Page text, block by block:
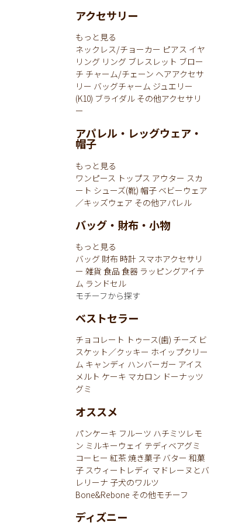
アクセサリー
もっと見る
ネックレス/チョーカー ピアス イヤ
リング リング ブレスレット ブロー
チ チャーム/チェーン ヘアアクセサ
リー バッグチャーム ジュエリー
(K10) ブライダル その他アクセサリ
ー
アパレル・レッグウェア・
帽子
もっと見る
ワンピース トップス アウター スカ
ート シューズ(靴) 帽子 ベビーウェア
／キッズウェア その他アパレル
バッグ・財布・小物
もっと見る
バッグ 財布 時計 スマホアクセサリ
ー 雑貨 食品 食器 ラッピングアイテ
ム ランドセル
モチーフから探す
ベストセラー
チョコレート トゥース(歯) チーズ ビ
スケット／クッキー ホイップクリー
ム キャンディ ハンバーガー アイス
メルト ケーキ マカロン ドーナッツ
グミ
オススメ
パンケーキ フルーツ ハチミツレモ
ン ミルキーウェイ テディベアグミ
コーヒー 紅茶焼き菓子 バター 和菓
子 スウィートレディ マドレーヌとバ
レリーナ 子犬のワルツ
Bone&Rebone その他モチーフ
ディズニー